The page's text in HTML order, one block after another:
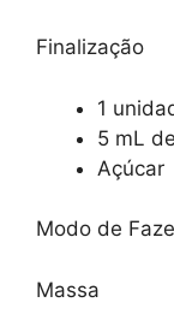
Finalização
1
5 mL
Açúcar
Modo de
Massa